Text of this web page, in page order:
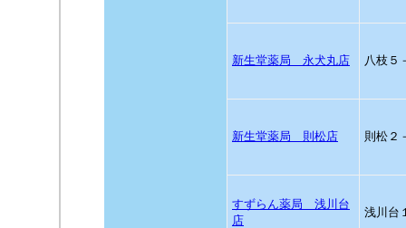
新生堂薬局 永犬丸店 八枝５
新生堂薬局 則松店 則松２
すずらん薬局 浅川台
店
浅川台